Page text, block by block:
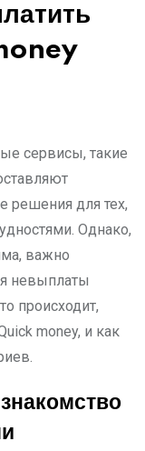
решения для тех,
Однако,
важно
невыплаты
происходит,
money, и как